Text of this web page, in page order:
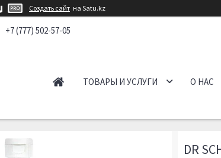
Создать сайт на Satu.kz
+7 (777) 502-57-05
ТОВАРЫ И УСЛУГИ О НАС
DR